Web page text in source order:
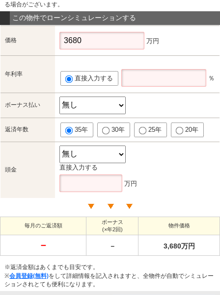
る場合がございます。
この物件でローンシミュレーションする
価格 万円
年利率
直接入力する ％
ボーナス払い
返済年数 35年 30年 25年 20年
頭金 直接入力する
万円
毎月のご返済額
ボーナス
(×年2回)
物件価格
－ － 3,680万円
※返済金額はあくまでも目安です。
※会員登録(無料)をして詳細情報を記入されますと、全物件が自動でシミュレー
ションされとても便利になります。